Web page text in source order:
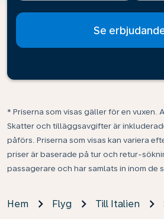
Se
* Priserna som visas gäller för en vuxen.
Skatter och tilläggsavgifter är
påförs. Priserna som visas kan variera
priser är baserade på tur och retur-
passagerare och har samlats in inom de
Hem Flyg Till Italien